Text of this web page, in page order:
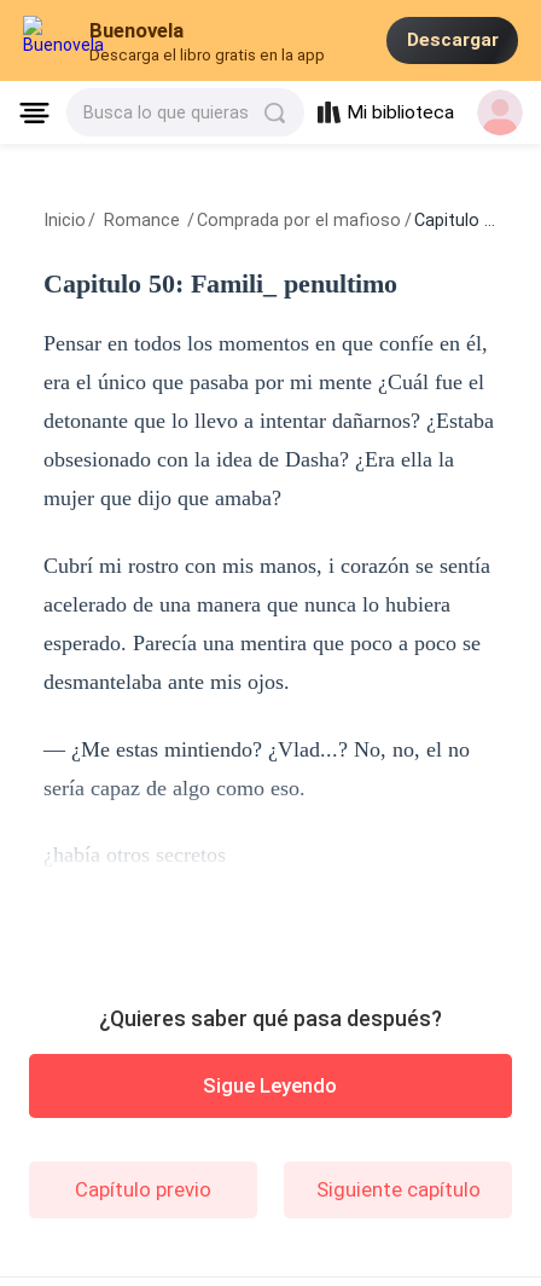
Buenovela
Descarga el libro gratis en la app
Descargar
Busca lo que quieras Mi biblioteca
Inicio / Romance /Comprada por el mafioso /Capitulo 50: Famili_ penultimo
Capitulo 50: Famili_ penultimo
Pensar en todos los momentos en que confíe en él,
era el único que pasaba por mi mente ¿Cuál fue el
detonante que lo llevo a intentar dañarnos? ¿Estaba
obsesionado con la idea de Dasha? ¿Era ella la
mujer que dijo que amaba?
Cubrí mi rostro con mis manos, i corazón se sentía
acelerado de una manera que nunca lo hubiera
esperado. Parecía una mentira que poco a poco se
desmantelaba ante mis ojos.
― ¿Me estas mintiendo? ¿Vlad...? No, no, el no
sería capaz de algo como eso.
¿había otros secretos
¿Quieres saber qué pasa después?
Sigue Leyendo
Capítulo previo Siguiente capítulo